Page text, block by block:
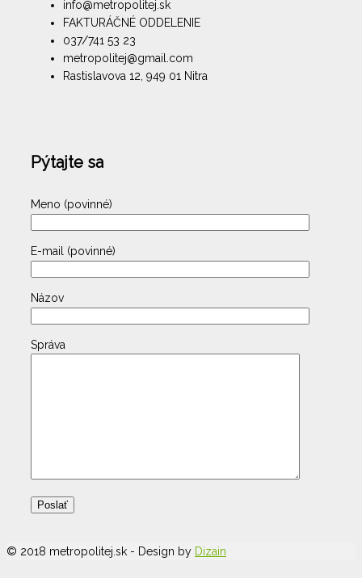
info@metropolitej.sk
FAKTURÁČNÉ ODDELENIE
037/741 53 23
metropolitej@gmail.com
Rastislavova 12, 949 01 Nitra
Pýtajte sa
Meno (povinné)
E-mail (povinné)
Názov
Správa
© 2018 metropolitej.sk - Design by Dizain